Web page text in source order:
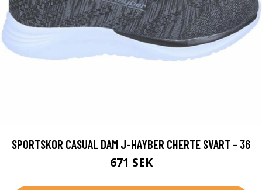
SPORTSKOR CASUAL DAM J-HAYBER CHERTE SVART - 36
671 SEK